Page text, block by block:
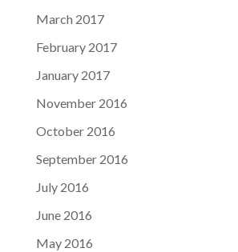
March 2017
February 2017
January 2017
November 2016
October 2016
September 2016
July 2016
June 2016
May 2016